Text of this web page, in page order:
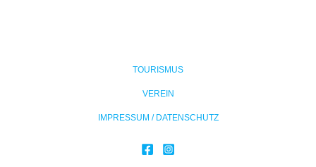
TOURISMUS
VEREIN
IMPRESSUM / DATENSCHUTZ